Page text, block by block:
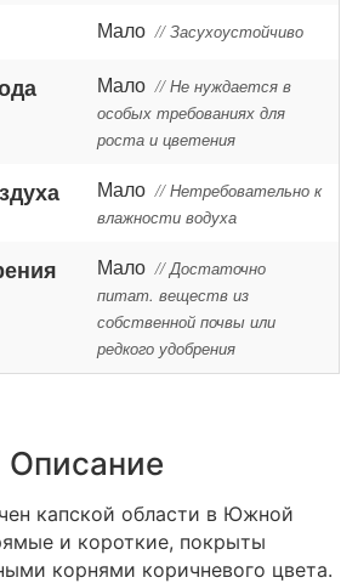
Мало // Засухоустойчиво
Мало // Не нуждается в
особых требованиях для
роста и цветения
Мало // Нетребовательно к
влажности водуха
Мало // Достаточно
питат. веществ из
собственной почвы или
редкого удобрения
Описание
капской области в Южной
и короткие, покрыты
корнями коричневого цвета.